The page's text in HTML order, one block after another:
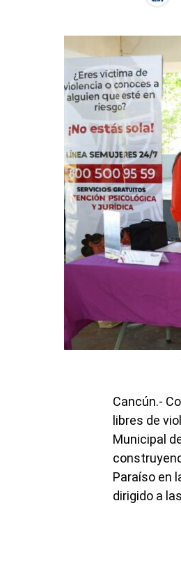
Cancún.-
libres de
Municipal
Paraíso en
dirigido a